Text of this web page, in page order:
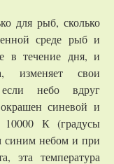
для рыб, сколько
среде рыб и
в течение дня, и
изменяет свои
небо вдруг
синевой и
10000 К (градусы
синим небом и при
эта температура